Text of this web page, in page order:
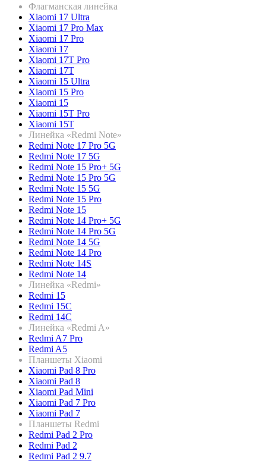
Флагманская линейка
Xiaomi 17 Ultra
Xiaomi 17 Pro Max
Xiaomi 17 Pro
Xiaomi 17
Xiaomi 17T Pro
Xiaomi 17T
Xiaomi 15 Ultra
Xiaomi 15 Pro
Xiaomi 15
Xiaomi 15T Pro
Xiaomi 15T
Линейка «Redmi Note»
Redmi Note 17 Pro 5G
Redmi Note 17 5G
Redmi Note 15 Pro+ 5G
Redmi Note 15 Pro 5G
Redmi Note 15 5G
Redmi Note 15 Pro
Redmi Note 15
Redmi Note 14 Pro+ 5G
Redmi Note 14 Pro 5G
Redmi Note 14 5G
Redmi Note 14 Pro
Redmi Note 14S
Redmi Note 14
Линейка «Redmi»
Redmi 15
Redmi 15C
Redmi 14C
Линейка «Redmi A»
Redmi A7 Pro
Redmi A5
Планшеты Xiaomi
Xiaomi Pad 8 Pro
Xiaomi Pad 8
Xiaomi Pad Mini
Xiaomi Pad 7 Pro
Xiaomi Pad 7
Планшеты Redmi
Redmi Pad 2 Pro
Redmi Pad 2
Redmi Pad 2 9.7